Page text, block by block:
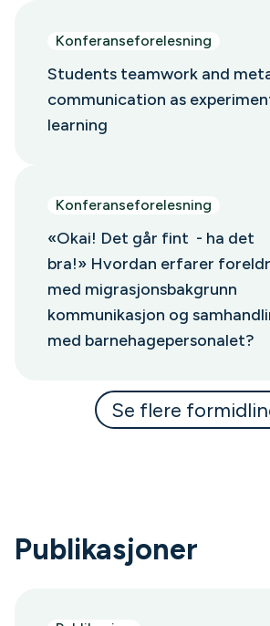
Konferanseforelesning
Students teamwork and
communication as
learning
Konferanseforelesning
«Okai! Det går fint - ha det
bra!» Hvordan erfarer
med migrasjonsbakgrunn
kommunikasjon og
med barnehagepersonalet?
Se flere
Publikasjoner